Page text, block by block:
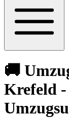
🚚
Krefeld -